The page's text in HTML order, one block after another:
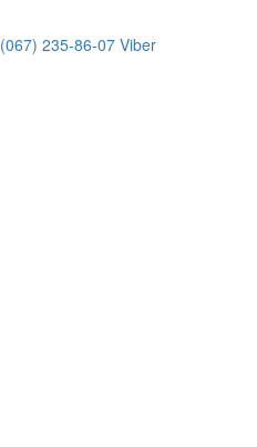
(067) 235-86-07 Viber